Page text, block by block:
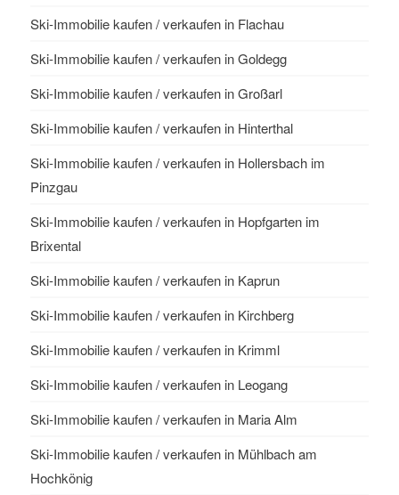
Ski-Immobilie kaufen / verkaufen in Flachau
Ski-Immobilie kaufen / verkaufen in Goldegg
Ski-Immobilie kaufen / verkaufen in Großarl
Ski-Immobilie kaufen / verkaufen in Hinterthal
Ski-Immobilie kaufen / verkaufen in Hollersbach im
Pinzgau
Ski-Immobilie kaufen / verkaufen in Hopfgarten im
Brixental
Ski-Immobilie kaufen / verkaufen in Kaprun
Ski-Immobilie kaufen / verkaufen in Kirchberg
Ski-Immobilie kaufen / verkaufen in Krimml
Ski-Immobilie kaufen / verkaufen in Leogang
Ski-Immobilie kaufen / verkaufen in Maria Alm
Ski-Immobilie kaufen / verkaufen in Mühlbach am
Hochkönig